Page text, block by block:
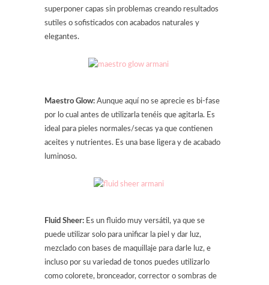
superponer capas sin problemas creando resultados
sutiles o sofisticados con acabados naturales y
elegantes.
Maestro Glow: Aunque aquí no se aprecie es bi-fase
por lo cual antes de utilizarla tenéis que agitarla. Es
ideal para pieles normales/secas ya que contienen
aceites y nutrientes. Es una base ligera y de acabado
luminoso.
Fluid Sheer: Es un fluido muy versátil, ya que se
puede utilizar solo para unificar la piel y dar luz,
mezclado con bases de maquillaje para darle luz, e
incluso por su variedad de tonos puedes utilizarlo
como colorete, bronceador, corrector o sombras de